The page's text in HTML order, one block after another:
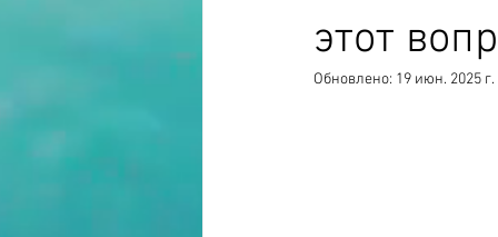
этот
Обновлено: 19 июн. 2025 г.